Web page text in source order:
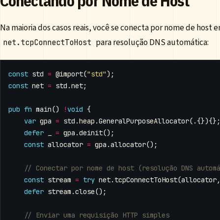
Na maioria dos casos reais, você se conecta por nome de host
net.tcpConnectToHost para resolução DNS automática:
const std = @import("std");
const net = std .net;
pub fn main() ! void {
var gpa = std .heap .GeneralPurposeAllocator(.{}){};
defer
= gpa .deinit();
const allocator = gpa .allocator();
const stream = try net. tcpConnectToHost(allocator,
defer stream .close();